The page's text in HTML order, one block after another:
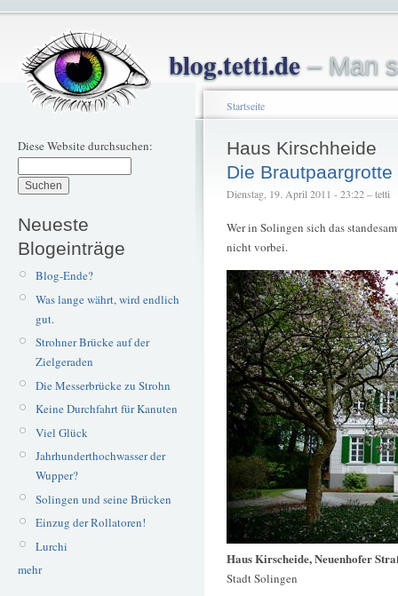
blog.tetti.de– Man
Diese Website durchsuchen:
Neueste
Blogeinträge
Blog-Ende?
Was lange währt, wird endlich
gut.
Strohner Brücke auf der
Zielgeraden
Die Messerbrücke zu Strohn
Keine Durchfahrt für Kanuten
Viel Glück
Jahrhunderthochwasser der
Wupper?
Solingen und seine Brücken
Einzug der Rollatoren!
Lurchi
mehr
Startseite
Haus Kirschheide
Die Brautpaargrotte
Dienstag, 19. April 2011 - 23:22 – tetti
Wer in Solingen sich das
nicht vorbei.
Haus Kirscheide, Neuenhofer
Stadt Solingen